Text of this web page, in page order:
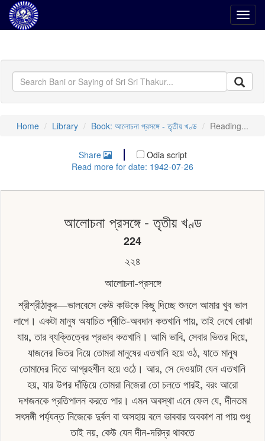
Home Library Book: আলোচনা প্রসঙ্গে - তৃতীয় খণ্ড Reading...
Share
Odia script
Read more for date: 1942-07-26
আলোচনা প্রসঙ্গে - তৃতীয় খণ্ড
224
২২৪
আলােচনা-প্রসঙ্গে
শ্রীশ্রীঠাকুর—ভালবেসে কেউ কাউকে কিছু দিচ্ছে শুনলে আমার খুব ভাল
লাগে। একটা মানুষ অযাচিত প্ৰীতি-অবদান কতখানি পায়, তাই দেখে বােঝা
যায়, তার ব্যক্তিত্বের প্রভাব কতখানি। আমি ভাবি, সেবার ভিতর দিয়ে,
যাজনের ভিতর দিয়ে তােমরা মানুষের এতখানি হয়ে ওঠ, যাতে মানুষ
তােমাদের দিতে আগ্রহশীল হয়ে ওঠে। আর, সে দেওয়াটা যেন এতখানি
হয়, যার উপর দাঁড়িয়ে তােমরা নিজেরা তাে চলতে পারই, বরং আরাে
দশজনকে প্রতিপালন করতে পার। এমন অবস্থা এনে ফেল যে, দীনতম
সৎসঙ্গী পৰ্য্যন্ত নিজেকে দুর্বল বা অসহায় বলে ভাববার অবকাশ না পায় শুধু
তাই নয়, কেউ যেন দীন-দরিদ্র থাকতে